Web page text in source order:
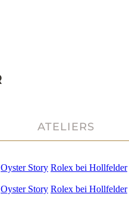
ATELIERS
Oyster Story Rolex bei Hollfelder
Oyster Story Rolex bei Hollfelder